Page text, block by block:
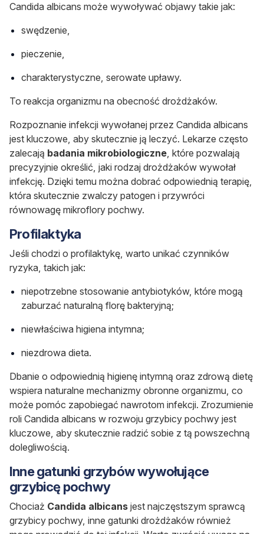
Candida albicans może wywoływać objawy takie jak:
swędzenie,
pieczenie,
charakterystyczne, serowate upławy.
To reakcja organizmu na obecność drożdżaków.
Rozpoznanie infekcji wywołanej przez Candida albicans
jest kluczowe, aby skutecznie ją leczyć. Lekarze często
zalecają badania mikrobiologiczne , które pozwalają
precyzyjnie określić, jaki rodzaj drożdżaków wywołał
infekcję. Dzięki temu można dobrać odpowiednią terapię,
która skutecznie zwalczy patogen i przywróci
równowagę mikroflory pochwy.
Profilaktyka
Jeśli chodzi o profilaktykę, warto unikać czynników
ryzyka, takich jak:
niepotrzebne stosowanie antybiotyków, które mogą
zaburzać naturalną florę bakteryjną;
niewłaściwa higiena intymna;
niezdrowa dieta.
Dbanie o odpowiednią higienę intymną oraz zdrową dietę
wspiera naturalne mechanizmy obronne organizmu, co
może pomóc zapobiegać nawrotom infekcji. Zrozumienie
roli Candida albicans w rozwoju grzybicy pochwy jest
kluczowe, aby skutecznie radzić sobie z tą powszechną
dolegliwością.
Inne gatunki grzybów wywołujące
grzybicę pochwy
Chociaż Candida albicans jest najczęstszym sprawcą
grzybicy pochwy, inne gatunki drożdżaków również